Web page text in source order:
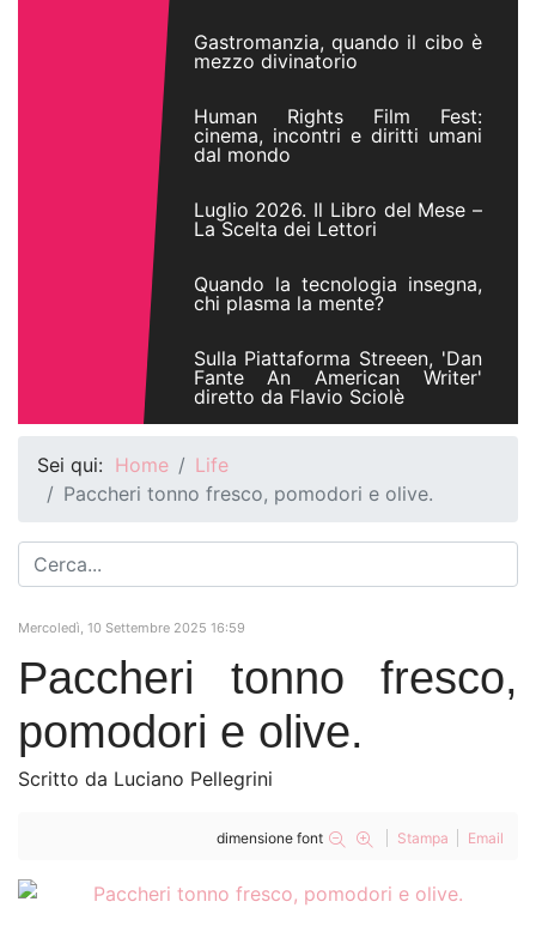
Gastromanzia, quando il cibo è
mezzo divinatorio
Human Rights Film Fest:
cinema, incontri e diritti umani
dal mondo
Luglio 2026. Il Libro del Mese –
La Scelta dei Lettori
Quando la tecnologia insegna,
chi plasma la mente?
Sulla Piattaforma Streeen, 'Dan
Fante An American Writer'
diretto da Flavio Sciolè
Sei qui: Home
Life
Paccheri tonno fresco, pomodori e olive.
Mercoledì, 10 Settembre 2025 16:59
Paccheri tonno fresco,
pomodori e olive.
Scritto da Luciano Pellegrini
dimensione font Stampa Email